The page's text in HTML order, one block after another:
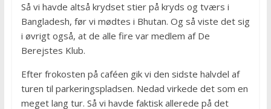
Så vi havde altså krydset stier på kryds og tværs i
Bangladesh, før vi mødtes i Bhutan. Og så viste det sig
i øvrigt også, at de alle fire var medlem af De
Berejstes Klub.
Efter frokosten på caféen gik vi den sidste halvdel af
turen til parkeringspladsen. Nedad virkede det som en
meget lang tur. Så vi havde faktisk allerede på det